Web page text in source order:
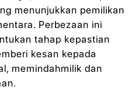
menunjukkan pemilikan
Perbezaan ini
tahap kepastian
kesan kepada
memindahmilik dan